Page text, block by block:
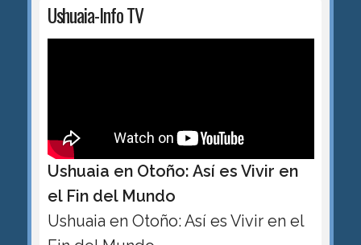
Ushuaia-Info TV
Ushuaia en Otoño: Así es Vivir en
el Fin del Mundo
Ushuaia en Otoño: Así es Vivir en el